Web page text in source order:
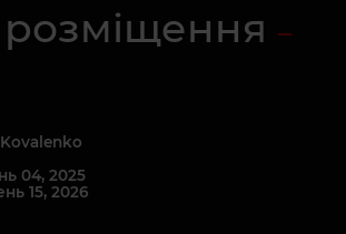
розміщення
04, 2025
15, 2026